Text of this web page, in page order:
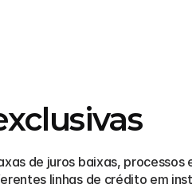
de juros baixas,
linhas de crédito em